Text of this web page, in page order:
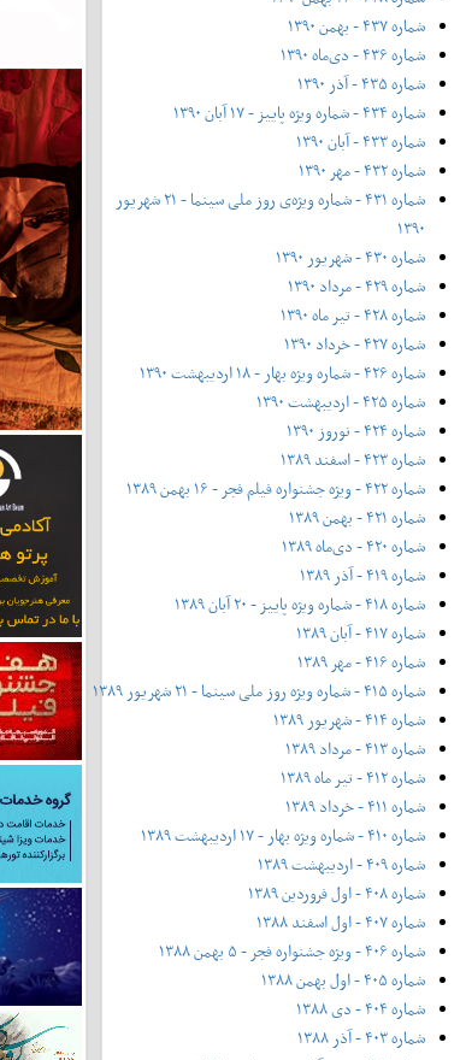
شماره ۴۳۷ - بهمن ۱۳۹۰
شماره ۴۳۶ - دی‌ماه ۱۳۹۰
شماره ۴۳۵ - آذر ۱۳۹۰
شماره ۴۳۴ - شماره ویژه پاییز - ۱۷ آبان ۱۳۹۰
شماره ۴۳۳ - آبان ۱۳۹۰
شماره ۴۳۲ - مهر ۱۳۹۰
شماره ۴۳۱ - شماره ویژه‌ی روز ملی سینما - ۲۱ شهریور
۱۳۹۰
شماره ۴۳۰ - شهریور ۱۳۹۰
شماره ۴۲۹ - مرداد ۱۳۹۰
شماره ۴۲۸ - تیر ماه ۱۳۹۰
شماره ۴۲۷ - خرداد ۱۳۹۰
شماره ۴۲۶ - شماره ویژه بهار - ۱۸ اردیبهشت ۱۳۹۰
شماره ۴۲۵ - اردیبهشت ۱۳۹۰
شماره ۴۲۴ - نوروز ۱۳۹۰
شماره ۴۲۳ - اسفند ۱۳۸۹
شماره ۴۲۲ - ویژه جشنواره فیلم فجر - ۱۶ بهمن ۱۳۸۹
شماره ۴۲۱ - بهمن ۱۳۸۹
شماره ۴۲۰ - دی‌ماه ۱۳۸۹
شماره ۴۱۹ - آذر ۱۳۸۹
شماره ۴۱۸ - شماره ویژه پاییز - ۲۰ آبان ۱۳۸۹
شماره ۴۱۷ - آبان ۱۳۸۹
شماره ۴۱۶ - مهر ۱۳۸۹
شماره ۴۱۵ - شماره ویژه روز ملی سینما - ۲۱ شهریور ۱۳۸۹
شماره ۴۱۴ - شهریور ۱۳۸۹
شماره ۴۱۳ - مرداد ۱۳۸۹
شماره ۴۱۲ - تیر ماه ۱۳۸۹
شماره ۴۱۱ - خرداد ۱۳۸۹
شماره ۴۱۰ - شماره ویژه بهار - ۱۷ اردیبهشت ۱۳۸۹
شماره ۴۰۹ - اردیبهشت ۱۳۸۹
شماره ۴۰۸ - اول فروردین ۱۳۸۹
شماره ۴۰۷ - اول اسفند ۱۳۸۸
شماره ۴۰۶ - ویژه جشنواره فجر - ۵ بهمن ۱۳۸۸
شماره ۴۰۵ - اول بهمن ۱۳۸۸
شماره ۴۰۴ - دی ۱۳۸۸
شماره ۴۰۳ - آذر ۱۳۸۸